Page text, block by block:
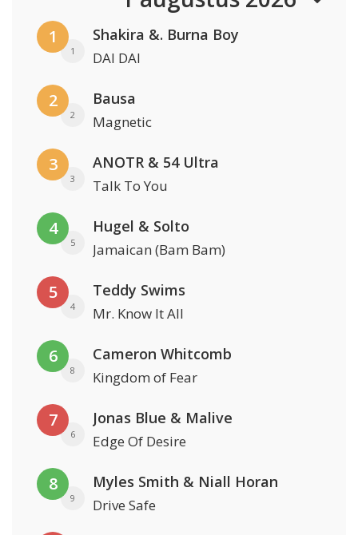
1
1
Shakira &. Burna Boy
DAI DAI
2
2
Bausa
Magnetic
3
3
ANOTR & 54 Ultra
Talk To You
4
5
Hugel & Solto
Jamaican (Bam Bam)
5
4
Teddy Swims
Mr. Know It All
6
8
Cameron Whitcomb
Kingdom of Fear
7
6
Jonas Blue & Malive
Edge Of Desire
8
9
Myles Smith & Niall Horan
Drive Safe